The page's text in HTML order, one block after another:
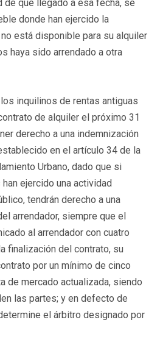
de que llegado a esa fecha, se
donde han ejercido la
está disponible para su alquiler
haya sido arrendado a otra
inquilinos de rentas antiguas
de alquiler el próximo 31
derecho a una indemnización
en el artículo 34 de la
Urbano, dado que si
ejercido una actividad
tendrán derecho a una
arrendador, siempre que el
al arrendador con cuatro
finalización del contrato, su
por un mínimo de cinco
de mercado actualizada, siendo
las partes; y en defecto de
el árbitro designado por